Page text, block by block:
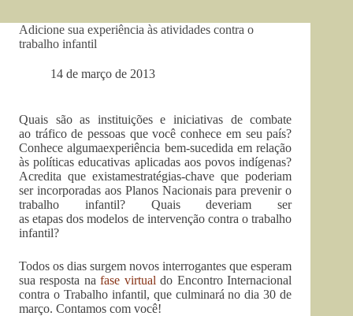
Adicione sua experiência às atividades contra o
trabalho infantil
14 de março de 2013
Quais são as instituições e iniciativas de combate
ao tráfico de pessoas que você conhece em seu país?
Conhece algumaexperiência bem-sucedida em relação
às políticas educativas aplicadas aos povos indígenas?
Acredita que existamestratégias-chave que poderiam
ser incorporadas aos Planos Nacionais para prevenir o
trabalho infantil? Quais deveriam ser
as etapas dos modelos de intervenção contra o trabalho
infantil?
Todos os dias surgem novos interrogantes que esperam
sua resposta nafase virtual do Encontro Internacional
contra o Trabalho infantil, que culminará no dia 30 de
março. Contamos com você!